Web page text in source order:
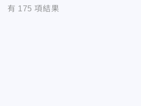
有 175 項結果